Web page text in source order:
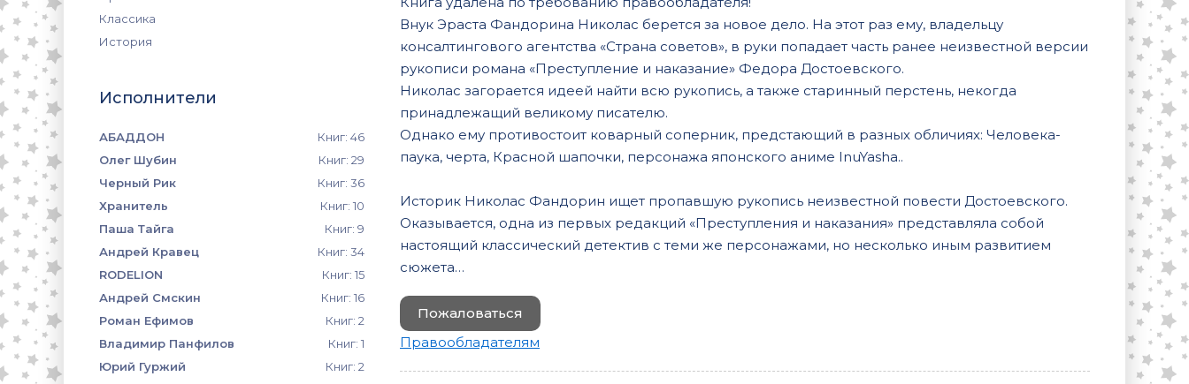
Классика
История
Исполнители
АБАДДОН
Книг: 46
Олег Шубин
Книг: 29
Черный Рик
Книг: 36
Хранитель
Книг: 10
Паша Тайга
Книг: 9
Андрей Кравец
Книг: 34
RODELION
Книг: 15
Андрей Смскин
Книг: 16
Роман Ефимов
Книг: 2
Владимир Панфилов
Книг: 1
Юрий Гуржий
Книг: 2
Внук Эраста Фандорина Николас берется за новое дело. На этот раз ему, владельцу
консалтингового агентства «Страна советов», в руки попадает часть ранее неизвестной версии
рукописи романа «Преступление и наказание» Федора Достоевского.
Николас загорается идеей найти всю рукопись, а также старинный перстень, некогда
принадлежащий великому писателю.
Однако ему противостоит коварный соперник, предстающий в разных обличиях: Человека-
паука, черта, Красной шапочки, персонажа японского аниме InuYasha..
Историк Николас Фандорин ищет пропавшую рукопись неизвестной повести Достоевского.
Оказывается, одна из первых редакций «Преступления и наказания» представляла собой
настоящий классический детектив с теми же персонажами, но несколько иным развитием
сюжета…
Пожаловаться
Правообладателям